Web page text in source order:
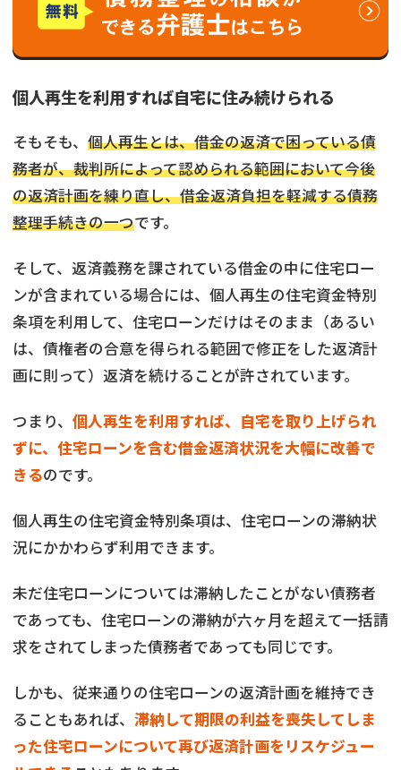
個人再生を利用すれば自宅に住み続けられる
そもそも、 個人再生とは、借金の返済で困っている債
務者が、裁判所によって認められる範囲において今後
の返済計画を練り直し、借金返済負担を軽減する債務
整理手続きの一つです。
そして、返済義務を課されている借金の中に住宅ロー
ンが含まれている場合には、個人再生の住宅資金特別
条項を利用して、住宅ローンだけはそのまま（あるい
は、債権者の合意を得られる範囲で修正をした返済計
画に則って）返済を続けることが許されています。
つまり、 個人再生を利用すれば、自宅を取り上げられ
ずに、住宅ローンを含む借金返済状況を大幅に改善で
きるのです。
個人再生の住宅資金特別条項は、住宅ローンの滞納状
況にかかわらず利用できます。
未だ住宅ローンについては滞納したことがない債務者
であっても、住宅ローンの滞納が六ヶ月を超えて一括請
求をされてしまった債務者であっても同じです。
しかも、従来通りの住宅ローンの返済計画を維持でき
ることもあれば、 滞納して期限の利益を喪失してしま
った住宅ローンについて再び返済計画をリスケジュー